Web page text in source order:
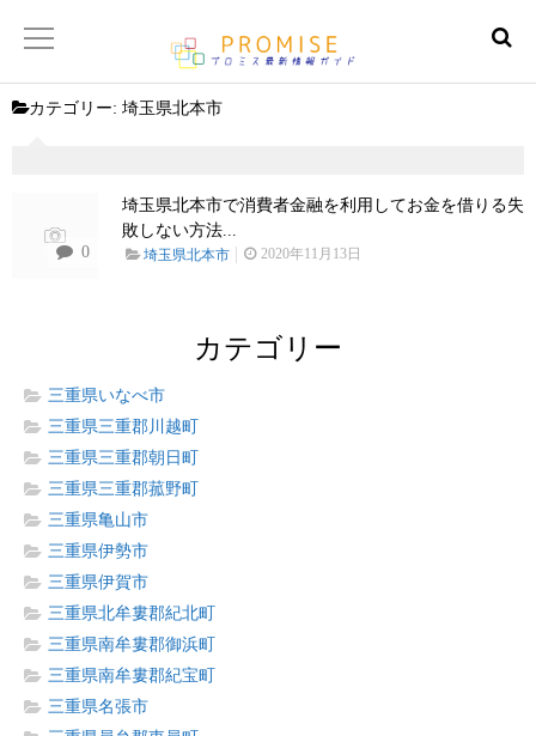
【サイトマップ】
カテゴリー: 埼玉県北本市
0
埼玉県北本市で消費者金融を利用してお金を借りる失
敗しない方法...
埼玉県北本市 2020年11月13日
カテゴリー
三重県いなべ市
三重県三重郡川越町
三重県三重郡朝日町
三重県三重郡菰野町
三重県亀山市
三重県伊勢市
三重県伊賀市
三重県北牟婁郡紀北町
三重県南牟婁郡御浜町
三重県南牟婁郡紀宝町
三重県名張市